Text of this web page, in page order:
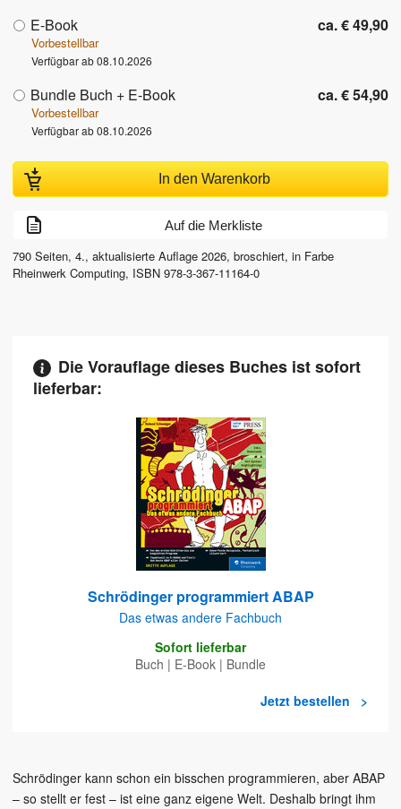
E-Book ca. € 49,90
Vorbestellbar
Verfügbar ab 08.10.2026
Bundle Buch + E-Book ca. € 54,90
Vorbestellbar
Verfügbar ab 08.10.2026
In den Warenkorb
Auf die Merkliste
790 Seiten, 4., aktualisierte Auflage 2026, broschiert, in Farbe
Rheinwerk Computing, ISBN 978-3-367-11164-0
Die Vorauflage dieses Buches ist sofort
lieferbar:
Schrödinger programmiert ABAP
Das etwas andere Fachbuch
Sofort lieferbar
Buch | E-Book | Bundle
Jetzt bestellen
Schrödinger kann schon ein bisschen programmieren, aber ABAP
– so stellt er fest – ist eine ganz eigene Welt. Deshalb bringt ihm